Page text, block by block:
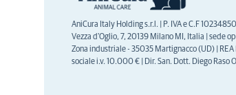
AniCura Italy Holding s.r.l. | P. IVA e C.F
Vezza d'Oglio, 7, 20139 Milano MI, Italia | sede
Zona industriale - 35035 Martignacco (UD) |
sociale i.v. 10.000 € | Dir. San. Dott. Diego Raso